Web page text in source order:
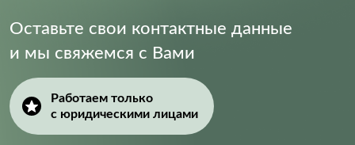
Оставьте свои контактные данные
и мы свяжемся с Вами
Работаем только
с юридическими лицами